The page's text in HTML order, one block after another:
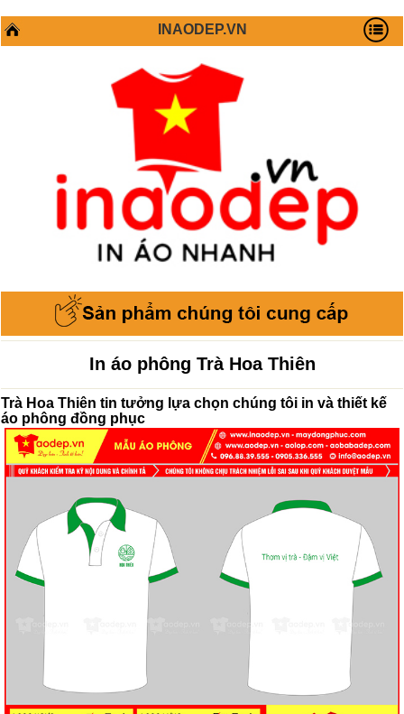
INAODEP.VN
In áo phông Trà Hoa Thiên
Trà Hoa Thiên tin tưởng lựa chọn chúng tôi in và thiết kế
áo phông đồng phục